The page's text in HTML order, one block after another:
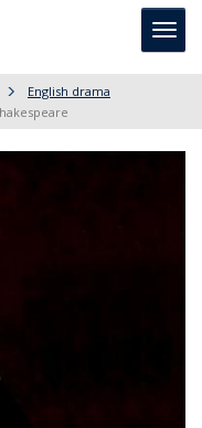
English drama